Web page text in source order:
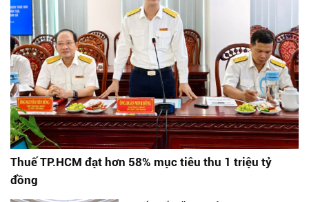
Thuế TP.HCM đạt hơn 58% mục tiêu thu 1 triệu tỷ
đồng